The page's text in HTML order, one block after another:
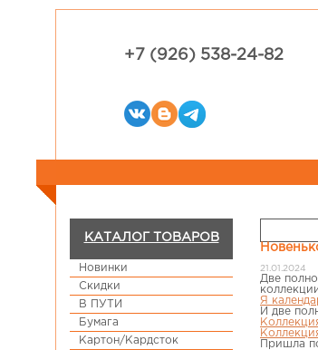
+7 (926) 538-24-82
КАТАЛОГ ТОВАРОВ
Новинки
Скидки
В ПУТИ
Бумага
Картон/Кардсток
21.01.2024
Две
Я
И две
Пришла